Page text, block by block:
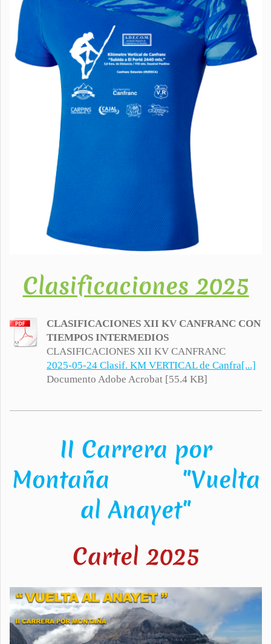
Clasificaciones 2025
CLASIFICACIONES XII KV CANFRANC CON
TIEMPOS INTERMEDIOS
CLASIFICACIONES XII KV CANFRANC
2025-05-24 Clasif. KM VERTICAL de Canfra[...]
Documento Adobe Acrobat [55.4 KB]
II Carrera por
Montaña "Vuelta
al Anayet"
Cartel 2025